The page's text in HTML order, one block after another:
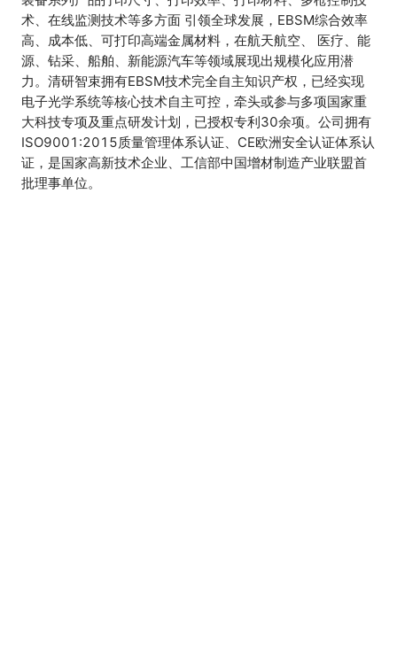
术、在线监测技术等多方面 引领全球发展，EBSM综合效率
高、成本低、可打印高端金属材料，在航天航空、 医疗、能
源、钻采、船舶、新能源汽车等领域展现出规模化应用潜
力。 清研智束拥有EBSM技术完全自主知识产权，已经实现
电子光学系统等核心技术自主可控，牵头或参与多项国家重
大科技专项及重点研发计划，已授权专利30余项。公司拥有
ISO9001:2015质量管理体系认证、CE欧洲安全认证体系认
证，是国家高新技术企业、工信部中国增材制造产业联盟首
批理事单位。